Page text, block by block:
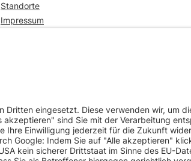
Standorte
Impressum
Ersatzteilverkauf mit Gewährleistung
Zertifizierter Fahrzeug-Demontagebetrieb
Umweltschonende Werkstattentsorgungen
Europaweiter Versand (auf Anfrage)